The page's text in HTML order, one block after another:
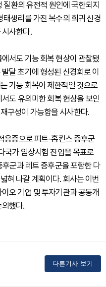
환의 유전적 원인에 국한되지
태생리를 가진 복수의 희귀 신경
사한다.
서도 기능 회복 현상이 관찰됐
달 초기에 형성된 신경회로 이
기능 회복이 제한적일 것으로
도 유의미한 회복 현상을 보인
구성이 가능함을 시사한다.
증으로 피트-홉킨스 증후군
국가 임상시험 진입을 목표로
군과 레트 증후군을 포함한 다
혀 나갈 계획이다. 회사는 이번
오 기업 및 투자기관과 공동개
의했다.
다른기사 보기